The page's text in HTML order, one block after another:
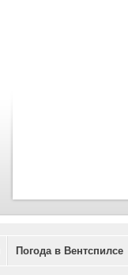
Погода в Вентспилсе